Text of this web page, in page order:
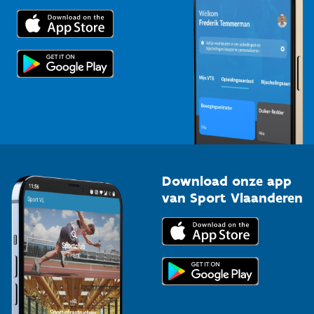
Trainers en begeleiders
Topsporters
Voor de pers
Download onze app
van Sport Vlaanderen